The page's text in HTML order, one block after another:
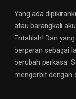
Yang ada
atau barangkali
Entahlah! Dan
berperan sebagai
berubah perkasa.
mengorbit dengan